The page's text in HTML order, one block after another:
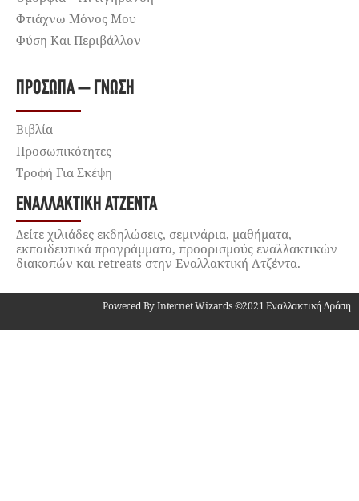
Φτιάχνω Μόνος Μου
Φύση Και Περιβάλλον
ΠΡΌΣΩΠΑ – ΓΝΏΣΗ
Βιβλία
Προσωπικότητες
Τροφή Για Σκέψη
ΕΝΑΛΛΑΚΤΙΚΉ ΑΤΖΈΝΤΑ
Δείτε χιλιάδες εκδηλώσεις, σεμινάρια, μαθήματα,
εκπαιδευτικά προγράμματα, προορισμούς εναλλακτικών
διακοπών και retreats στην Εναλλακτική Ατζέντα.
Powered By Internet Wizards ©2021 Εναλλακτική Δράση